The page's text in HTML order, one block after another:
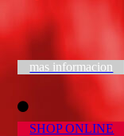
mas informacion
SHOP ONLINE